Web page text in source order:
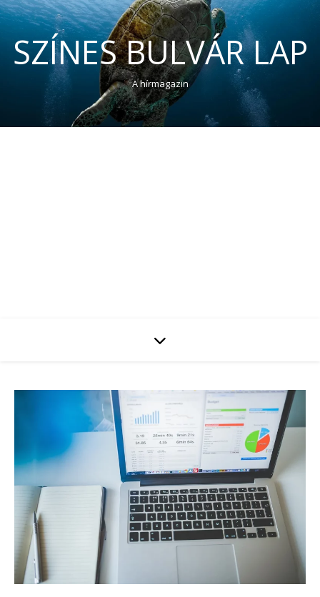
SZÍNES BULVÁR LAP
A hírmagazin